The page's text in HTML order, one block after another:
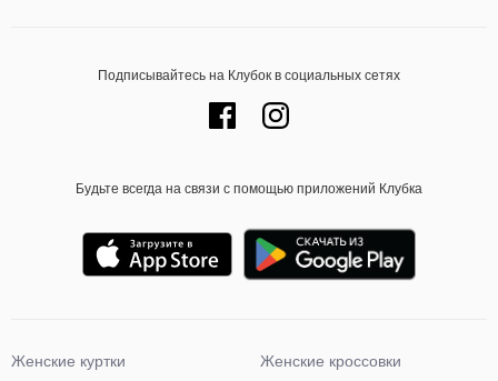
Подписывайтесь на Клубок в социальных сетях
Будьте всегда на связи с помощью приложений Клубка
Женские куртки
Женские кроссовки